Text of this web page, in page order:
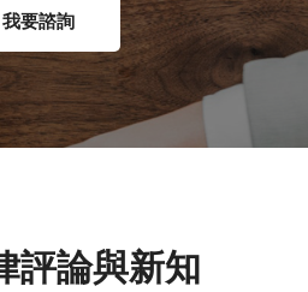
我要諮詢
評論與新知